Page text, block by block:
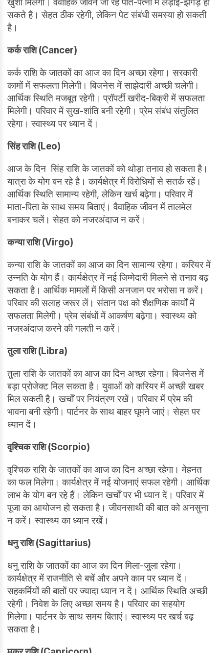
सकते है। सेहत ठीक रहेगी, लेकिन पेट संबंधी समस्या हो सकती
है।
कर्क राशि (Cancer)
कर्क राशि के जातकों का आज का दिन अच्छा रहेगा। सरकारी
कामों में सफलता मिलेगी। बिजनेस में साझेदारी अच्छी चलेगी।
आर्थिक स्थिति मजबूत रहेगी। प्रॉपर्टी खरीद-बिक्री में सफलता
मिलेगी। परिवार में सुख-शांति बनी रहेगी। प्रेम संबंध संतुलित
रहेगा। स्वास्थ्य पर ध्यान दें।
सिंह राशि (Leo)
आज के दिन सिंह राशि के जातकों को थोड़ा तनाव हो सकता है।
यात्रा के योग बन रहे है। कार्यक्षेत्र में विरोधियों से सतर्क रहें।
आर्थिक स्थिति सामान्य रहेगी, लेकिन खर्च बढ़ेगा। परिवार में
माता-पिता के साथ समय बिताएं। वैवाहिक जीवन में तालमेल
बनाकर चलें। सेहत को नजरअंदाज न करें।
कन्या राशि (Virgo)
कन्या राशि के जातकों का आज का दिन सामान्य रहेगा। करियर में
उन्नति के योग हैं। कार्यक्षेत्र में नई जिम्मेदारी मिलने से तनाव बढ़
सकता है। आर्थिक मामलों में किसी अनजान पर भरोसा न करें।
परिवार की सलाह जरूर लें। संतान पक्ष को शैक्षणिक कार्यों में
सफलता मिलेगी। प्रेम संबंधों में आकर्षण बढ़ेगा। स्वास्थ्य को
नजरअंदाज करने की गलती न करें।
तुला राशि (Libra)
तुला राशि के जातकों का आज का दिन अच्छा रहेगा। बिजनेस में
बड़ा प्रोजेक्ट मिल सकता है। युवाओं को करियर में अच्छी खबर
मिल सकती है। खर्चों पर नियंत्रण रखें। परिवार में प्रेम की
भावना बनी रहेगी। पार्टनर के साथ बाहर घूमने जाएं। सेहत पर
ध्यान दें।
वृश्चिक राशि (Scorpio)
वृश्चिक राशि के जातकों का आज का दिन अच्छा रहेगा। मेहनत
का फल मिलेगा। कार्यक्षेत्र में नई योजनाएं सफल रहेगी। आर्थिक
लाभ के योग बन रहे हैं। लेकिन खर्चों पर भी ध्यान दें। परिवार में
पूजा का आयोजन हो सकता है। जीवनसाथी की बात को अनसुना
न करें। स्वास्थ्य का ध्यान रखें।
धनु राशि (Sagittarius)
धनु राशि के जातकों का आज का दिन मिला-जुला रहेगा।
कार्यक्षेत्र में राजनीति से बचें और अपने काम पर ध्यान दें।
सहकर्मियों की बातों पर ज्यादा ध्यान न दें। आर्थिक स्थिति अच्छी
रहेगी। निवेश के लिए अच्छा समय है। परिवार का सहयोग
मिलेगा। पार्टनर के साथ समय बिताएं। स्वास्थ्य पर खर्च बढ़
सकता है।